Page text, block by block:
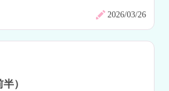
2026/03/26
）